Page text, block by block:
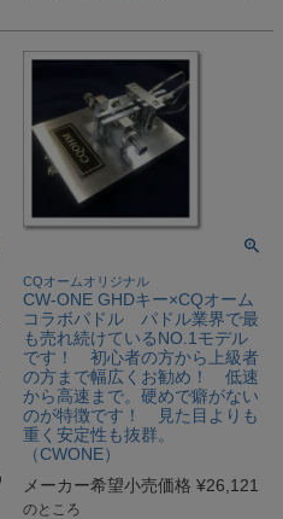
CQオームオリジナル
CW-ONE GHDキー×CQオーム
コラボパドル パドル業界で最
も売れ続けているNO.1モデル
です！ 初心者の方から上級者
の方まで幅広くお勧め！ 低速
から高速まで。硬めで癖がない
のが特徴です！ 見た目よりも
重く安定性も抜群。
（CWONE）
メーカー希望小売価格 ¥26,121
のところ